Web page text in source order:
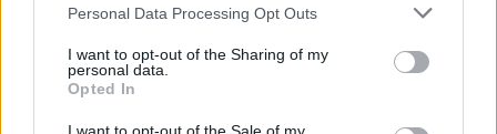
Personal Data Processing Opt Outs
I want to opt-out of the Sharing of my
personal data.
Opted In